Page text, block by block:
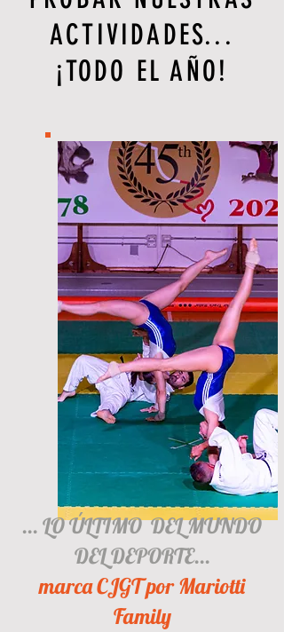
ACTIVIDADES...
¡TODO EL AÑO!
... LO ÚLTIMO DEL MUNDO
DEL DEPORTE...
marca CJGT por Mariotti
Family